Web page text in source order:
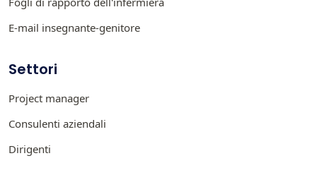
E-mail insegnante-genitore
Settori
Project manager
Consulenti aziendali
Dirigenti